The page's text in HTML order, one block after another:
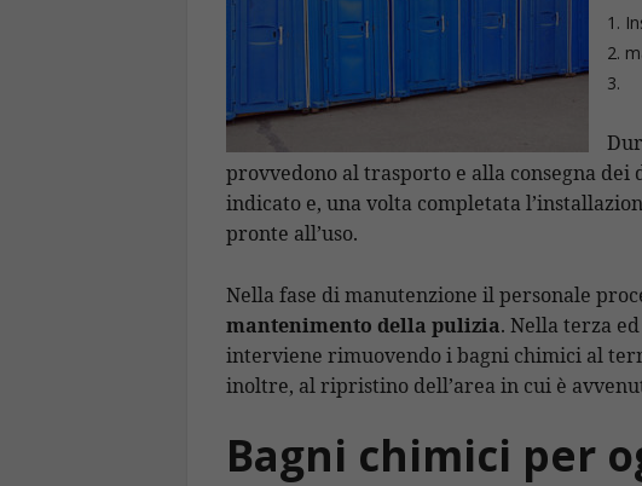
provvedono al trasporto e alla consegna
indicato e, una volta completata
pronte all’uso.
Nella fase di manutenzione il personale
mantenimento della pulizia. Nella terza
interviene rimuovendo i bagni chimici al
inoltre, al ripristino dell’area in cui è
Bagni chimici per